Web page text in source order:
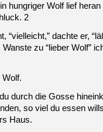
hungriger Wolf lief
2
“vielleicht,” dachte er,
zu “lieber Wolf”
Wolf.
durch die Gosse
so viel du essen
Haus.